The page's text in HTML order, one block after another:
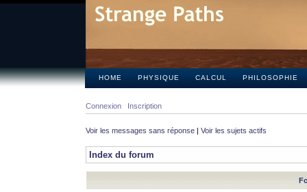
HOME PHYSIQUE CALCUL PHILOSOPHIE
Connexion Inscription
Voir les messages sans réponse | Voir les sujets actifs
Index du forum